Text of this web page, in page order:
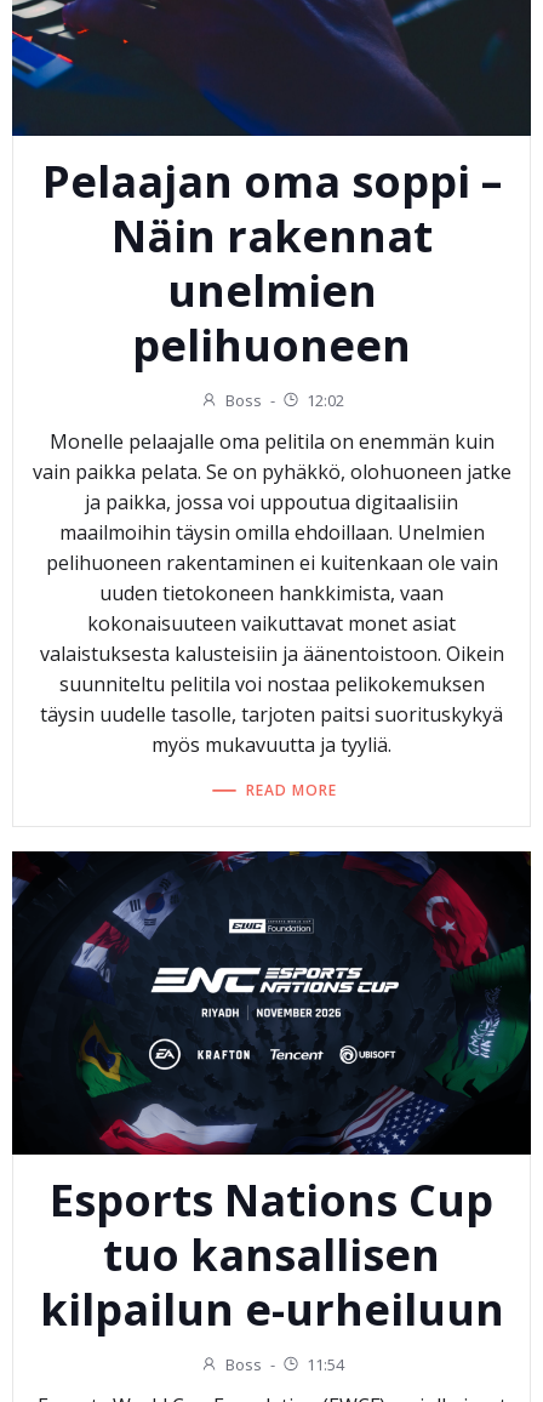
Pelaajan oma soppi –
Näin rakennat
unelmien
pelihuoneen
Boss - 12:02
Monelle pelaajalle oma pelitila on enemmän kuin
vain paikka pelata. Se on pyhäkkö, olohuoneen jatke
ja paikka, jossa voi uppoutua digitaalisiin
maailmoihin täysin omilla ehdoillaan. Unelmien
pelihuoneen rakentaminen ei kuitenkaan ole vain
uuden tietokoneen hankkimista, vaan
kokonaisuuteen vaikuttavat monet asiat
valaistuksesta kalusteisiin ja äänentoistoon. Oikein
suunniteltu pelitila voi nostaa pelikokemuksen
täysin uudelle tasolle, tarjoten paitsi suorituskykyä
myös mukavuutta ja tyyliä.
READ MORE
Esports Nations Cup
tuo kansallisen
kilpailun e-urheiluun
Boss - 11:54